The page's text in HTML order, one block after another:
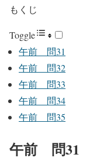
もくじ
Toggle
午前 問31
午前 問32
午前 問33
午前 問34
午前 問35
午前 問31